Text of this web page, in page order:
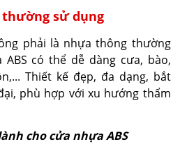
thường sử dụng
phải là nhựa thông thường
có thể dễ dàng cưa, bào,
Thiết kế đẹp, đa dạng, bắt
phù hợp với xu hướng thẩm
cho cửa nhựa ABS